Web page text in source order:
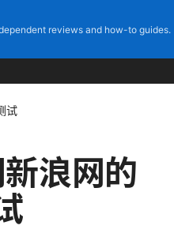
reviews and how-to guides.
试
浪网的